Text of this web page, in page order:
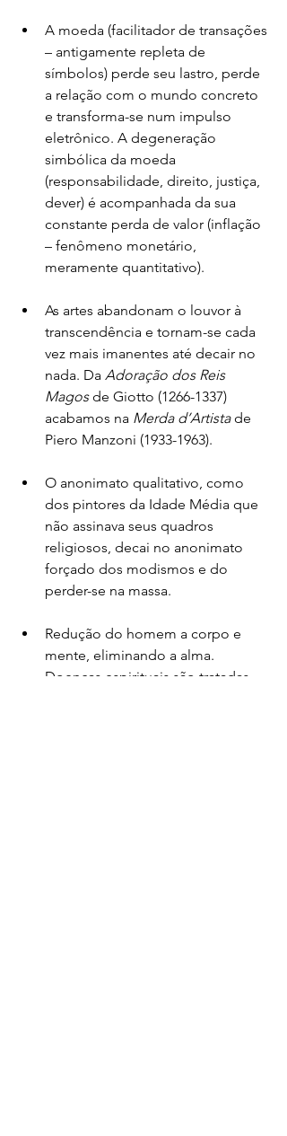
A moeda (facilitador de transações
– antigamente repleta de
símbolos) perde seu lastro, perde
a relação com o mundo concreto
e transforma-se num impulso
eletrônico. A degeneração
simbólica da moeda
(responsabilidade, direito, justiça,
dever) é acompanhada da sua
constante perda de valor (inflação
– fenômeno monetário,
meramente quantitativo).
As artes abandonam o louvor à
transcendência e tornam-se cada
vez mais imanentes até decair no
nada. Da Adoração dos Reis
Magos de Giotto (1266-1337)
acabamos na Merda d’Artista de
Piero Manzoni (1933-1963).
O anonimato qualitativo, como
dos pintores da Idade Média que
não assinava seus quadros
religiosos, decai no anonimato
forçado dos modismos e do
perder-se na massa.
Redução do homem a corpo e
mente, eliminando a alma.
Doenças espirituais são tratadas